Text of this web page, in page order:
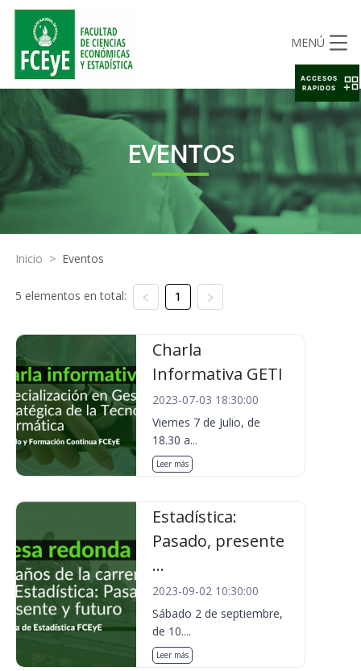
MENÚ
EVENTOS
Inicio > Eventos
5 elementos en total: 1
Charla
Informativa GETI
2023-07-03 18:30:00
Viernes 7 de Julio, de
18.30 a...
Leer más
Estadística:
Pasado, presente
...
2023-09-02 10:30:00
Sábado 2 de septiembre,
de 10....
Leer más
ACCESOS
RAPIDOS